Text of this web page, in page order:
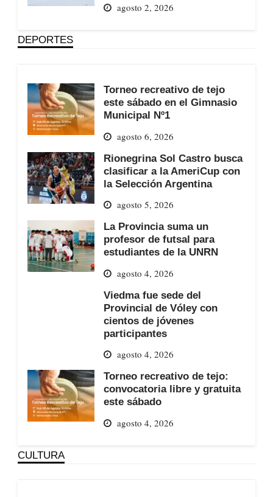
agosto 2, 2026
DEPORTES
Torneo recreativo de tejo
este sábado en el Gimnasio
Municipal Nº1
agosto 6, 2026
Rionegrina Sol Castro busca
clasificar a la AmeriCup con
la Selección Argentina
agosto 5, 2026
La Provincia suma un
profesor de futsal para
estudiantes de la UNRN
agosto 4, 2026
Viedma fue sede del
Provincial de Vóley con
cientos de jóvenes
participantes
agosto 4, 2026
Torneo recreativo de tejo:
convocatoria libre y gratuita
este sábado
agosto 4, 2026
CULTURA